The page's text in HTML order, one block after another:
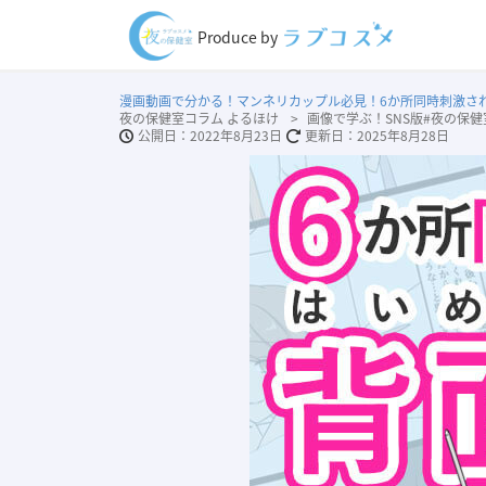
Produce by
漫画動画で分かる！マンネリカップル必見！6か所同時刺激さ
夜の保健室コラム よるほけ
画像で学ぶ！SNS版#夜の保健
2022年8月23日
2025年8月28日